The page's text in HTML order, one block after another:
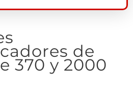
de
370 y 2000